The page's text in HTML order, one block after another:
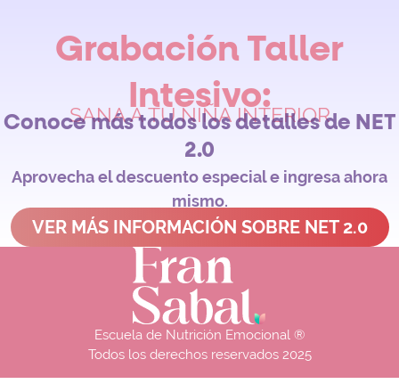
Grabación Taller
Intesivo:
SANA A TU NIÑA INTERIOR
Conoce más todos los detalles de NET
2.0
Aprovecha el descuento especial e ingresa ahora
mismo.
VER MÁS INFORMACIÓN SOBRE NET 2.0
Escuela de Nutrición Emocional ®
Todos los derechos reservados 2025